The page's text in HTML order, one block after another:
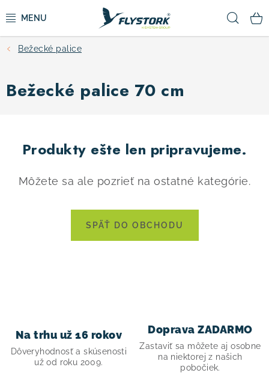
na
CYKLISTIKA
ZIMNÉ ŠPORTY
OBLEČENIE A TOPÁNKY
Bežecké palice
Bežecké palice 70 cm
Produkty ešte len pripravujeme.
Môžete sa ale pozrieť na ostatné kategórie.
SPÄŤ DO OBCHODU
Na trhu už 16 rokov
Dôveryhodnosť a skúsenosti
už od roku 2009.
Doprava ZADARMO
Zastaviť sa môžete aj osobne
na niektorej z našich
pobočiek.